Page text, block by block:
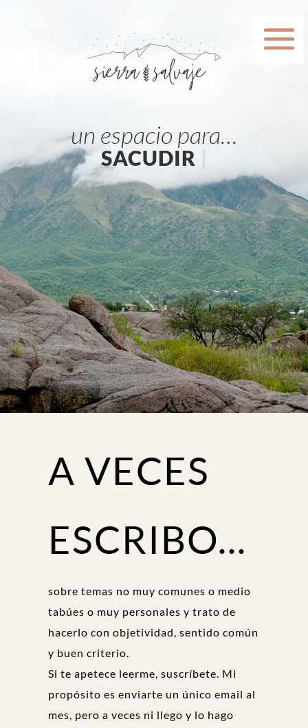
un espacio para…
SACUDIR TUS CREE
A VECES
ESCRIBO...
sobre temas no muy comunes o medio
tabúes o muy personales y trato de
hacerlo con objetividad, sentido común
y buen criterio.
Si te apetece leerme, suscríbete. Mi
propósito es enviarte un único email al
mes, pero a veces ni llego y lo hago